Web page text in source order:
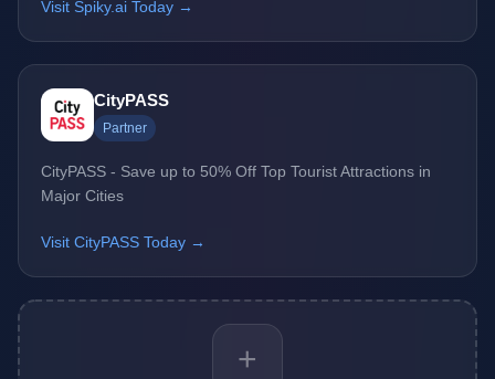
Visit Spiky.ai Today →
CityPASS
Partner
CityPASS - Save up to 50% Off Top Tourist Attractions in
Major Cities
Visit CityPASS Today →
+